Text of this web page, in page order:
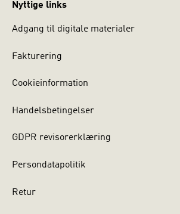
Nyttige links
Adgang til digitale materialer
Fakturering
Cookieinformation
Handelsbetingelser
GDPR revisorerklæring
Persondatapolitik
Retur